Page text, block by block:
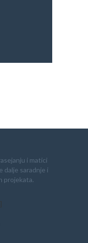
i matici
dalje saradnje i
projekata.